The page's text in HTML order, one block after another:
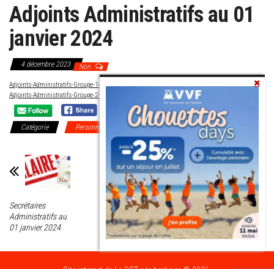
Adjoints Administratifs au 01
janvier 2024
4 décembre 2023 Non
Adjoints-Administratifs-Groupe-1-au-01-janvier-2024
Télécharger
Adjoints-Administratifs-Groupe-2-au-01-janvier-2024
Télécharger
Catégorie Personnel Administratif
Secrétaires
Administratifs au
01 janvier 2024
Directeurs
Techniques au 01
janvier 2024